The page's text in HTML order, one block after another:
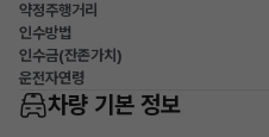
약정주행거리
인수방법
인수금(잔존가치)
운전자연령
차량 기본 정보